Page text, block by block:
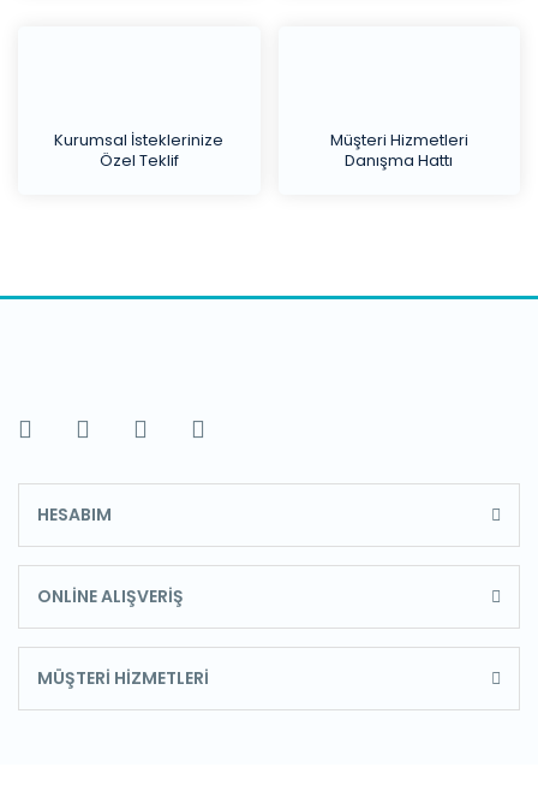
Kurumsal İsteklerinize
Özel Teklif
Müşteri Hizmetleri
Danışma Hattı
HESABIM
ONLİNE ALIŞVERİŞ
MÜŞTERİ HİZMETLERİ